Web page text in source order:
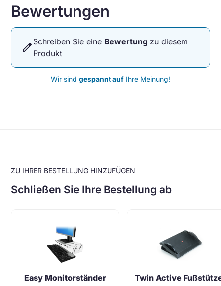
Bewertungen
edit Schreiben Sie eine Bewertung zu diesem
Produkt
Wir sind gespannt auf Ihre Meinung!
ZU IHRER BESTELLUNG HINZUFÜGEN
Schließen Sie Ihre Bestellung ab
Easy Monitorständer
Twin Active